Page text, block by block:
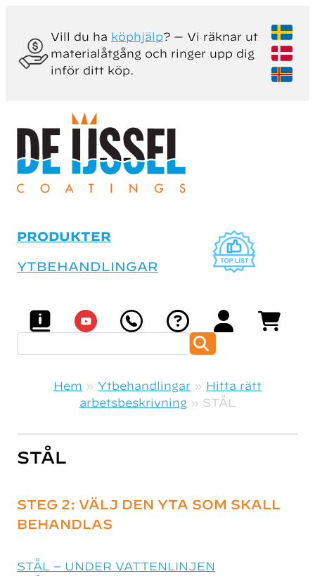
Vill du ha köphjälp? — Vi räknar ut
materialåtgång och ringer upp dig
inför ditt köp.
PRODUKTER
YTBEHANDLINGAR
Hem » Ytbehandlingar » Hitta rätt
arbetsbeskrivning » STÅL
STÅL
STEG 2: VÄLJ DEN YTA SOM SKALL
BEHANDLAS
STÅL – UNDER VATTENLINJEN